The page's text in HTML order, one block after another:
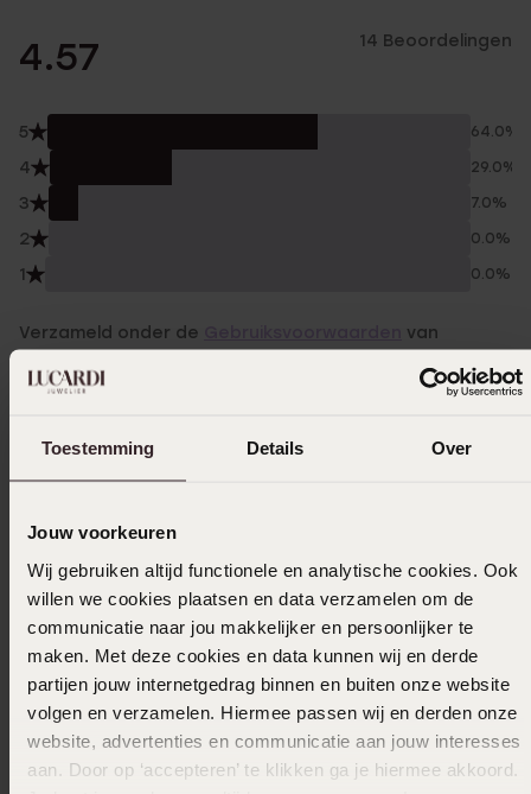
Toestemming Details Over
Jouw voorkeuren
Wij gebruiken altijd functionele en analytische cookies. Ook
willen we cookies plaatsen en data verzamelen om de
communicatie naar jou makkelijker en persoonlijker te
maken. Met deze cookies en data kunnen wij en derde
partijen jouw internetgedrag binnen en buiten onze website
volgen en verzamelen. Hiermee passen wij en derden onze
website, advertenties en communicatie aan jouw interesses
aan. Door op ‘accepteren’ te klikken ga je hiermee akkoord.
4.57 14 Beoordelingen
5 64.0%
4 29.0%
3 7.0%
2 0.0%
1 0.0%
Verzameld onder de
van
Filter
Gekocht voor mijn kleindochter, en ze was
er erg blij mee
18-06-2025 - Margreet `.
Staat leuk in je oren, toch heel bijzonder